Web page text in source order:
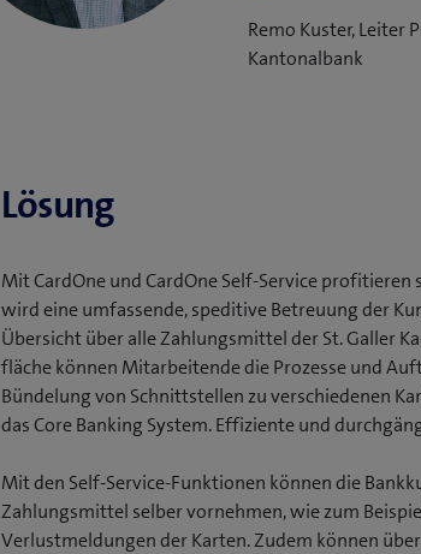
Remo Kuster, Leiter
Kantonalbank
Lösung
Mit CardOne und CardOne Self-Service
wird eine umfassende, speditive Betreuung der
Übersicht über alle Zahlungs­mittel der St. Galler
fläche können Mitarbeitende die Prozesse und
Bündelung von Schnittstellen zu verschiedenen
das Core Banking System. Effiziente und
Mit den Self-Service-Funktionen können die
Zahlungsmittel selber vornehmen, wie zum
Verlustmeldungen der Karten. Zudem können